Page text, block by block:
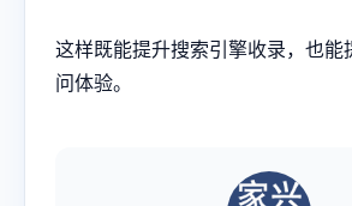
这样既能提升搜索引擎收录，也能
问体验。